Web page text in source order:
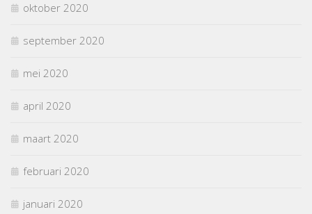
oktober 2020
september 2020
mei 2020
april 2020
maart 2020
februari 2020
januari 2020